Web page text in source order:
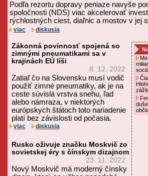
Podľa rezortu dopravy peniaze navyše
spoločnosti (NDS) viac akcelerovať
rýchlostných ciest, diaľnic a mostov v jej
viac diskusia
Zákonná povinnosť spojená so
zimnými pneumatikami sa v
krajinách EÚ líši
8. 12. 2022
Zatiaľ čo na Slovensku musí vodič
použiť zimné pneumatiky, ak je na
ceste súvislá vrstva snehu, ľad
alebo námraza, v niektorých
európskych štátoch toto nariadenie
platí bez závislosti od počasia.
viac diskusia
Rusko oživuje značku Moskvič zo
sovietskej éry s čínskym dizajnom
23. 11. 2022
Nový Moskvič má moderný čínsky